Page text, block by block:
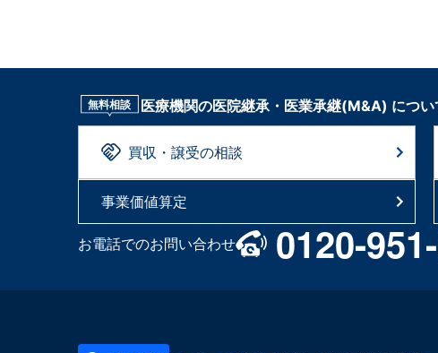
無料相談 医療機関の医院継承・医業承継(M&A) につ
買収・譲受の相談
事業価値算定
お電話でのお問い合わせ 0120-